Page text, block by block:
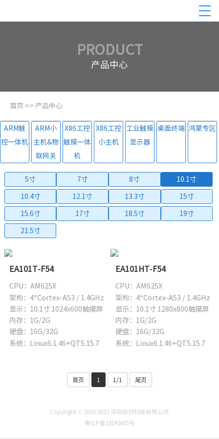
PRODUCT
产品中心
首页>> 产品中心
ARM触
控一体机
ARM小
主机&物
联网关
X86工控
触摸一体
机
X86工控
小主机
工业触摸
显示器
桌面终端 鸿蒙专区
5寸 7寸 8寸 10.1寸
10.4寸 12.1寸 13.3寸 15寸
15.6寸 17寸 18.5寸 19寸
21.5寸
EA101T-F54
CPU：AM625X
架构：4*Cortex-A53 / 1.4GHz
显示：10.1寸 1024x600触摸屏
内存：1G/2G
硬盘：16G/32G
系统：Linux6.1.46+QT5.15.7
EA101HT-F54
CPU：AM625X
架构：4*Cortex-A53 / 1.4GHz
显示：10.1寸 1280x800触摸屏
内存：1G/2G
硬盘：16G/32G
系统：Linux6.1.46+QT5.15.7
首页 1 1/1 尾页
Copyright © 2010-2023 深圳扬创科技有限公司
粤ICP备18145805号